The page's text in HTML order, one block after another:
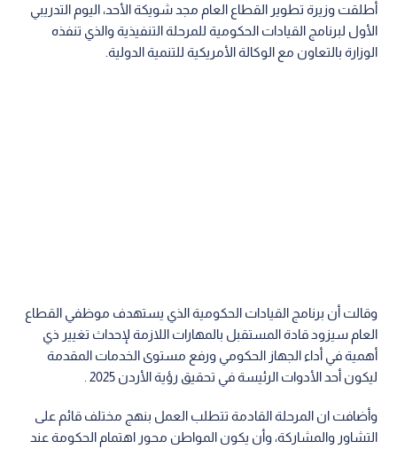
أطلقت وزيرة تطوير القطاع العام مجد شويكة الأحد، اليوم التدريبي
الأول لبرنامج القيادات الحكومية للمرحلة التنفيذية والذي تنفذه
الوزارة بالتعاون مع الوكالة الأمريكية للتنمية الدولية.
وقالت أن برنامج القيادات الحكومية الذي يستهدف موظفي القطاع
العام سيزود قادة المستقبل بالمهارات اللازمة لإحداث تغيير ذي
أهمية في أداء الجهاز الحكومي ورفع مستوى الخدمات المقدمة
ليكون أحد الأدوات الرئيسة في تحقيق رؤية الأردن 2025 .
وأضافت ان المرحلة القادمة تتطلب العمل بنهج مختلف قائم على
التشاور والمشاركة، وأن يكون المواطن محور اهتمام الحكومة عند